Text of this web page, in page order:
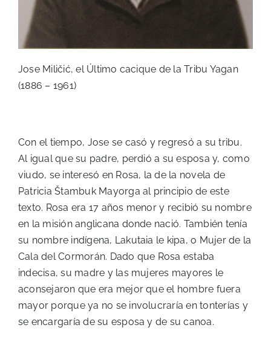
Jose Miličić, el Último cacique de la Tribu Yagan
(1886 – 1961)
Con el tiempo, Jose se casó y regresó a su tribu.
Al igual que su padre, perdió a su esposa y, como
viudo, se interesó en Rosa, la de la novela de
Patricia Štambuk Mayorga al principio de este
texto. Rosa era 17 años menor y recibió su nombre
en la misión anglicana donde nació. También tenía
su nombre indígena, Lakutaia le kipa, o Mujer de la
Cala del Cormorán. Dado que Rosa estaba
indecisa, su madre y las mujeres mayores le
aconsejaron que era mejor que el hombre fuera
mayor porque ya no se involucraría en tonterías y
se encargaría de su esposa y de su canoa.